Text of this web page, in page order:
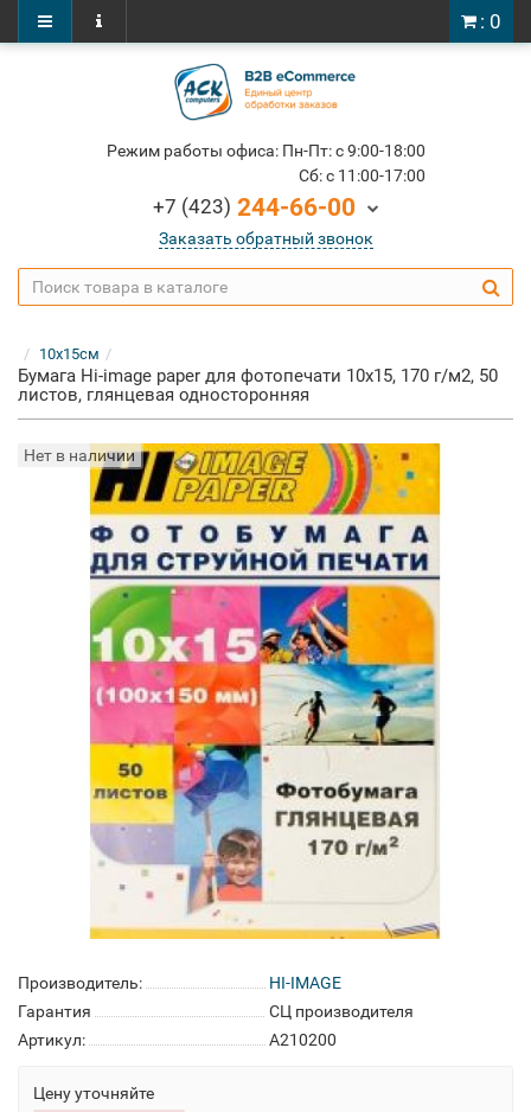
: 0
Режим работы офиса: Пн-Пт: c 9:00-18:00
Cб: c 11:00-17:00
+7 (423) 244-66-00
Заказать обратный звонок
10x15см
Бумага Hi-image paper для фотопечати 10x15, 170 г/м2, 50
листов, глянцевая односторонняя
Нет в наличии
Производитель:
HI-IMAGE
Гарантия
СЦ производителя
Артикул:
A210200
Цену уточняйте